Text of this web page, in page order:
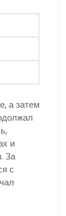
а затем
и
За
с